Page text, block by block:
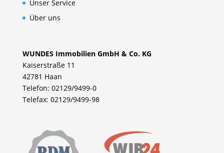
Unser Service
Über uns
WUNDES Immobilien GmbH & Co. KG
Kaiserstraße 11
42781 Haan
Telefon: 02129/9499-0
Telefax: 02129/9499-98